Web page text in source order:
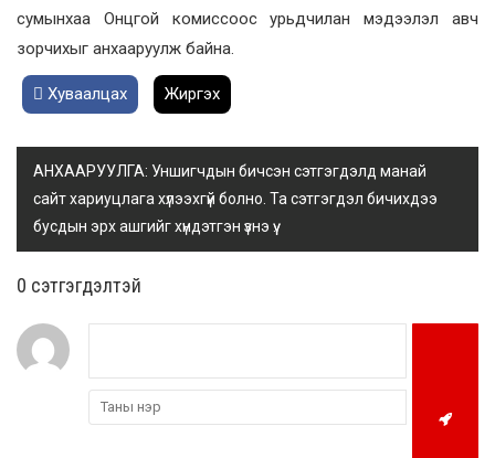
сумынхаа Онцгой комиссоос урьдчилан мэдээлэл авч
зорчихыг анхааруулж байна.
Хуваалцах Жиргэх
АНХААРУУЛГА: Уншигчдын бичсэн сэтгэгдэлд манай
сайт хариуцлага хүлээхгүй болно. Та сэтгэгдэл бичихдээ
бусдын эрх ашгийг хүндэтгэн үзнэ үү.
0 cэтгэгдэлтэй